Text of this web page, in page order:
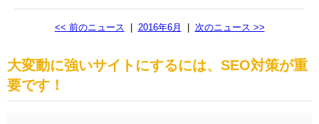
<< 前のニュース 2016年6月 次のニュース >>
大変動に強いサイトにするには、SEO対策が重
要です！